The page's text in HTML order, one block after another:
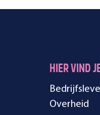
HIER VIND
Overheid